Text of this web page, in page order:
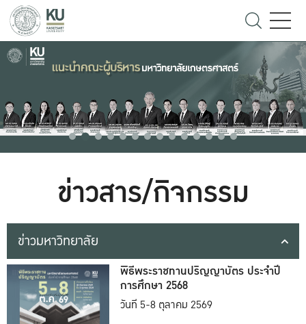
ข่าวสาร/กิจกรรม
ข่าวมหาวิทยาลัย
พิธีพระราชทานปริญญาบัตร ประจำปี
การศึกษา 2568
วันที่ 5-8 ตุลาคม 2569